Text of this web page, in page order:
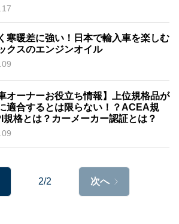
寒暖差に強い！日本で輸入車を楽しむ
クスのエンジンオイル
オーナーお役立ち情報】上位規格品が
適合するとは限らない！？ACEA規
規格とは？カーメーカー認証とは？
2/2 次へ